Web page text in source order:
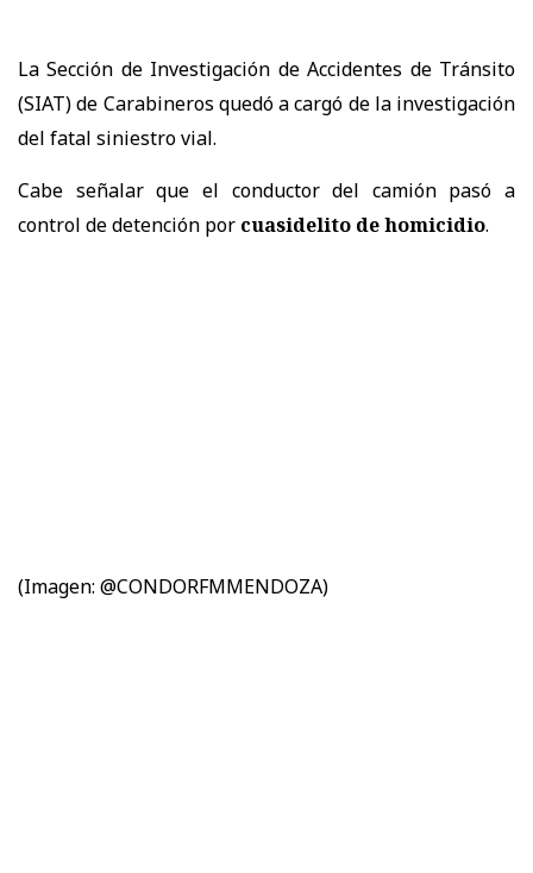
La Sección de Investigación de Accidentes de Tránsito
(SIAT) de Carabineros quedó a cargó de la investigación
del fatal siniestro vial.
Cabe señalar que el conductor del camión pasó a
control de detención por cuasidelito de homicidio.
(Imagen: @CONDORFMMENDOZA)